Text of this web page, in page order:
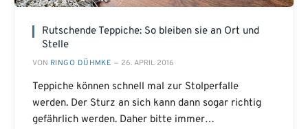
Rutschende Teppiche: So bleiben sie an Ort und
Stelle
VON RINGO DÜHMKE 26. APRIL 2016
Teppiche können schnell mal zur Stolperfalle
werden. Der Sturz an sich kann dann sogar richtig
gefährlich werden. Daher bitte immer…